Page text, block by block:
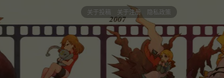
关于投稿 关于注册 隐私政策